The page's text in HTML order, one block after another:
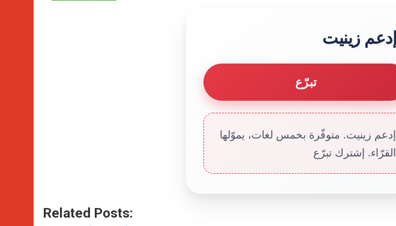
إدعم زينيت
تبرّع
إدعم زينيت. متوفّرة بخمس لغات، يموّلها
القرّاء. إشترك تبرّع
Related Posts: